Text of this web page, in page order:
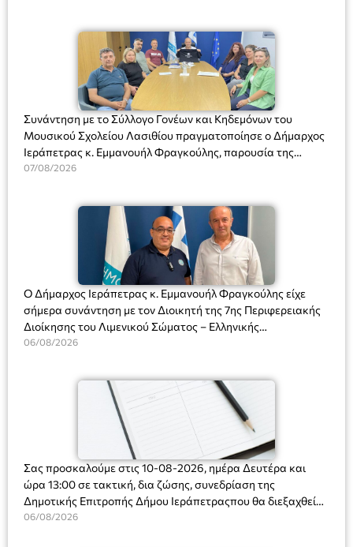
Συνάντηση με το Σύλλογο Γονέων και Κηδεμόνων του
Μουσικού Σχολείου Λασιθίου πραγματοποίησε ο Δήμαρχος
Ιεράπετρας κ. Εμμανουήλ Φραγκούλης, παρουσία της
Διευθύντριας του σχολείου κας Μαριάννας Χαΐτα.
07/08/2026
Ο Δήμαρχος Ιεράπετρας κ. Εμμανουήλ Φραγκούλης είχε
σήμερα συνάντηση με τον Διοικητή της 7ης Περιφερειακής
Διοίκησης του Λιμενικού Σώματος – Ελληνικής
Ακτοφυλακής (Λ.Σ.-ΕΛ.ΑΚΤ.), Αρχιπλοίαρχο Λ.Σ. κ. Ιωάννη
06/08/2026
Σας προσκαλούμε στις 10-08-2026, ημέρα Δευτέρα και
ώρα 13:00 σε τακτική, δια ζώσης, συνεδρίαση της
Δημοτικής Επιτροπής Δήμου Ιεράπετραςπου θα διεξαχθεί
στο Δημοτικό Κατάστημα, Δημοκρατίας 31 στην αίθουσα
06/08/2026